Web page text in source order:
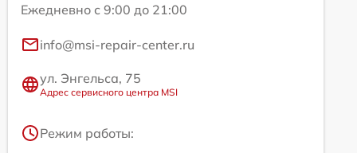
Ежедневно с 9:00 до 21:00
info@msi-repair-center.ru
ул. Энгельса, 75
Адрес сервисного центра MSI
Режим работы: